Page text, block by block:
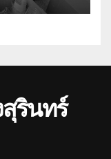
รินทร์